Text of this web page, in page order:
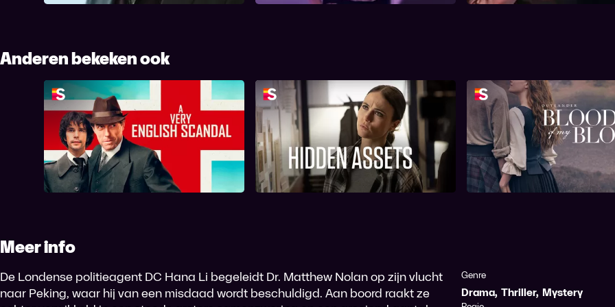
Anderen bekeken ook
A Very English Scandal Hidden Assets Outlander: Blood of
Meer info
De Londense politieagent DC Hana Li begeleidt Dr. Matthew Nolan op zijn vlucht
naar Peking, waar hij van een misdaad wordt beschuldigd. Aan boord raakt ze
Genre
Drama, Thriller, Mystery